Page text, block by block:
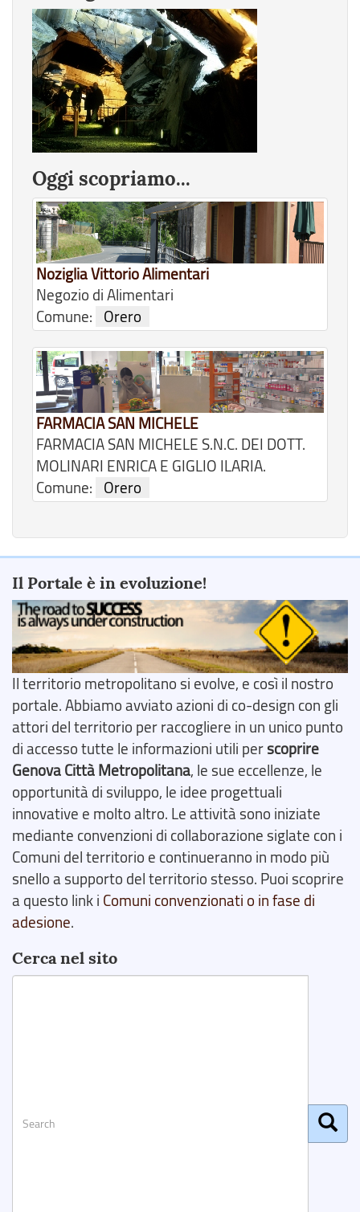
Oggi scopriamo...
Noziglia Vittorio Alimentari
Negozio di Alimentari
Comune:
Orero
FARMACIA SAN MICHELE
FARMACIA SAN MICHELE S.N.C. DEI DOTT.
MOLINARI ENRICA E GIGLIO ILARIA.
Comune:
Orero
Il Portale è in evoluzione!
Il territorio metropolitano si evolve, e così il nostro
portale. Abbiamo avviato azioni di co-design con gli
attori del territorio per raccogliere in un unico punto
di accesso tutte le informazioni utili perscoprire
Genova Città Metropolitana, le sue eccellenze, le
opportunità di sviluppo, le idee progettuali
innovative e molto altro. Le attività sono iniziate
mediante convenzioni di collaborazione siglate con i
Comuni del territorio e continueranno in modo più
snello a supporto del territorio stesso. Puoi scoprire
a questo link i Comuni convenzionati o in fase di
adesione.
Cerca nel sito